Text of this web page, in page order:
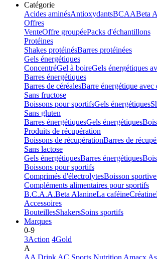
Catégorie
Acides aminésAntioxydantsBCAABeta
Offres
VenteOffre groupéePacks d'échantillons
Protéines
Shakes protéinésBarres protéinées
Gels énergétiques
ConcentréGel à boireGels énergétiques
Barres énergétiques
Barres de céréalesBarre énergétique avec
Sans fructose
Boissons pour sportifsGels énergétiques
Sans gluten
Barres énergétiquesGels énergétiques
Produits de récupération
Boissons de récupérationBarres de
Sans lactose
Gels énergétiquesBarres énergétiques
Boissons pour sportifs
Comprimés d'électrolytesBoisson
Compléments alimentaires pour sportifs
B.C.A.A.Beta AlanineLa caféineCréatine
Accessoires
BouteillesShakersSoins sportifs
Marques
0-9
3Action 4Gold
A
AA Drink AC Sports Nutrition Amacx